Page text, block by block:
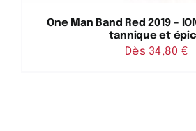
One Man Band Red 2019 –
tannique et
Dès 34,80 €